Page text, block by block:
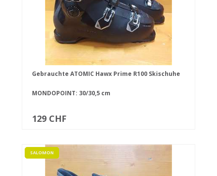
Gebrauchte ATOMIC Hawx Prime R100 Skischuhe
MONDOPOINT: 30/30,5 cm
129 CHF
SALOMON